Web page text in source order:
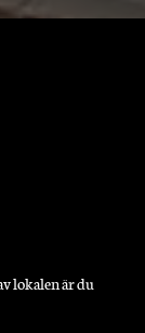
lokalen är du